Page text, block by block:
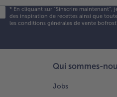
*En cliquant sur "Sinscrire maintenant",
des inspiration de recettes ainsi que
les conditions générales de vente
Qui sommes-
Jobs